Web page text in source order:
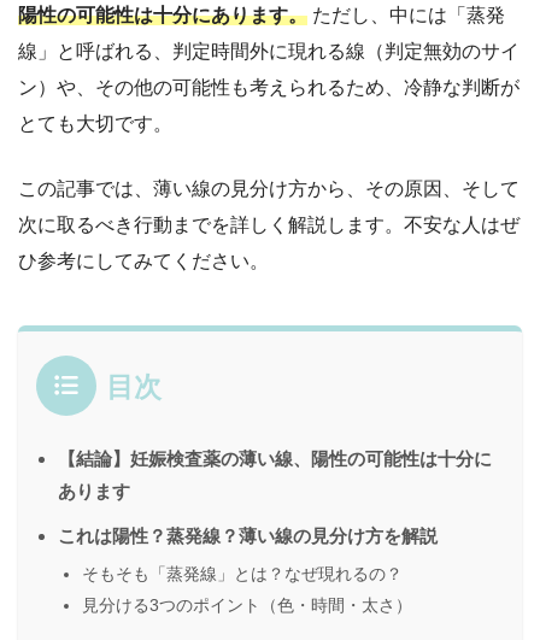
陽性の可能性は十分にあります。 ただし、中には「蒸発
線」と呼ばれる、判定時間外に現れる線（判定無効のサイ
ン）や、その他の可能性も考えられるため、冷静な判断が
とても大切です。
この記事では、薄い線の見分け方から、その原因、そして
次に取るべき行動までを詳しく解説します。不安な人はぜ
ひ参考にしてみてください。
目次
【結論】妊娠検査薬の薄い線、陽性の可能性は十分に
あります
これは陽性？蒸発線？薄い線の見分け方を解説
そもそも「蒸発線」とは？なぜ現れるの？
見分ける3つのポイント（色・時間・太さ）